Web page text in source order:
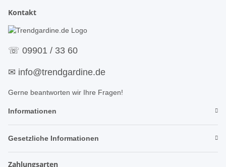
Kontakt
☏ 09901 / 33 60
✉ info@trendgardine.de
Gerne beantworten wir Ihre Fragen!
Informationen
Gesetzliche Informationen
Zahlungsarten